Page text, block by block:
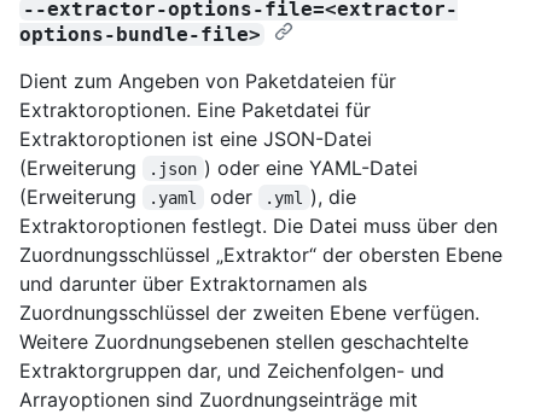
--extractor-options-file=<extractor-
options-bundle-file>
Dient zum Angeben von Paketdateien für
Extraktoroptionen. Eine Paketdatei für
Extraktoroptionen ist eine JSON-Datei
(Erweiterung
.json ) oder eine YAML-Datei
(Erweiterung
.yaml oder .yml
), die
Extraktoroptionen festlegt. Die Datei muss über den
Zuordnungsschlüssel „Extraktor“ der obersten Ebene
und darunter über Extraktornamen als
Zuordnungsschlüssel der zweiten Ebene verfügen.
Weitere Zuordnungsebenen stellen geschachtelte
Extraktorgruppen dar, und Zeichenfolgen- und
Arrayoptionen sind Zuordnungseinträge mit